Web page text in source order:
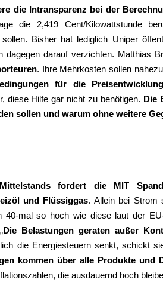
die Intransparenz bei der
die 2,419 Cent/Kilowattstunde
Bisher hat lediglich Uniper
darauf verzichten. Matthias
. Ihre Mehrkosten sollen
für die
diese Hilfe gar nicht zu benötigen. Die
sollen und warum ohne weitere
fordert die MIT
und Flüssiggas. Allein bei Strom
40-mal so hoch wie diese laut der
Die Belastungen geraten außer
die Energiesteuern senkt, schickt
kommen über alle Produkte und
die ausdauernd hoch